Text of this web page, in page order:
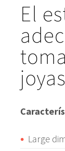
El
Large